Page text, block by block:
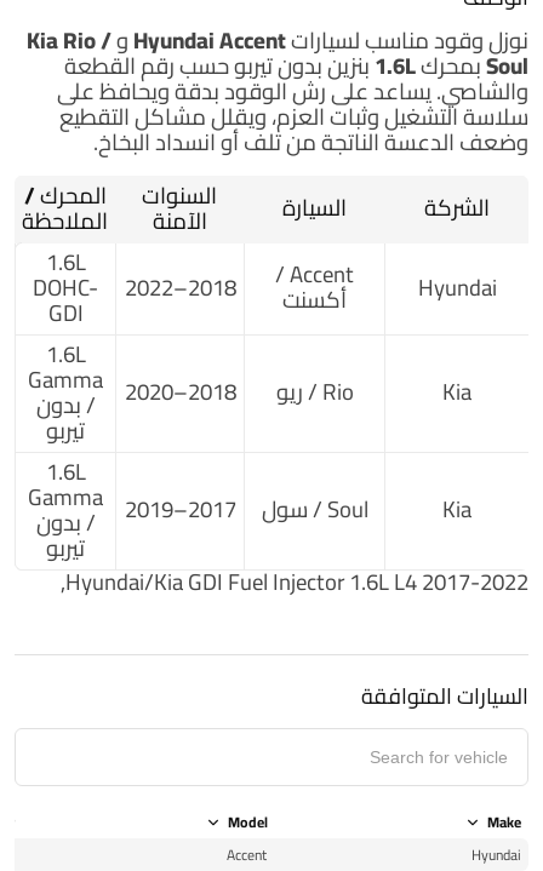
نوزل وقودمناسب لسياراتHyundai AccentوKia Rio /
Soulبمحرك1.6L بنزين بدون تيربو حسب رقم القطعة
والشاصي. يساعد على رش الوقود بدقة ويحافظ على
سلاسة التشغيل وثبات العزم، ويقلل مشاكل التقطيع
وضعف الدعسة الناتجة من تلف أو انسداد البخاخ.
الشركة
السيارة السنوات
الآمنة
المحرك /
الملاحظة
Hyundai
Accent /
أكسنت 2018–2022
1.6L
DOHC-
GDI
Kia
Rio / ريو 2018–2020
1.6L
Gamma
/ بدون
تيربو
Kia
Soul / سول 2017–2019
1.6L
Gamma
/ بدون
تيربو
Hyundai/Kia GDI Fuel Injector 1.6L L4 2017-2022,
السيارات المتوافقة
Make
Model
Hyundai
Accent